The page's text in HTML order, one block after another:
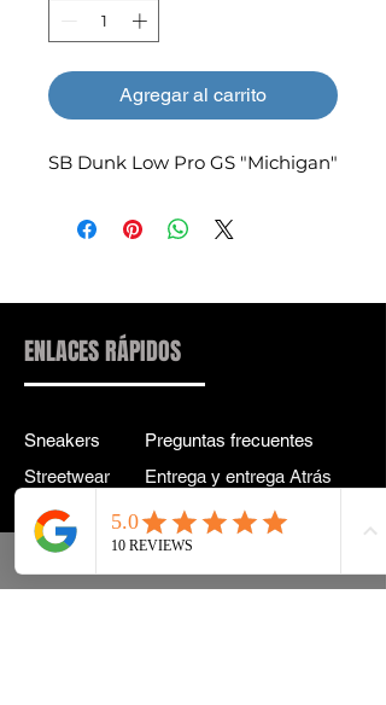
Agregar al carrito
SB Dunk Low Pro GS "Michigan"
ENLACES RÁPIDOS
Sneakers
Streetwear
Accesorios
Instagram
Preguntas frecuentes
Entrega y entrega Atrás
política de confidencialidad
Términos y condiciones
Términos